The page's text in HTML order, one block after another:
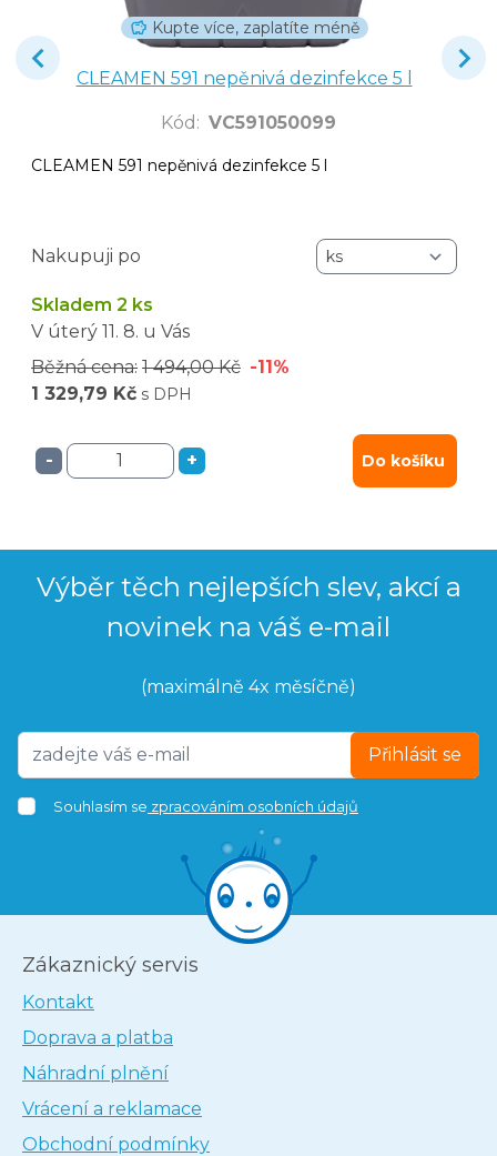
Kupte více, zaplatíte méně
CLEAMEN 591 nepěnivá dezinfekce 5 l
Kód : VC591050099
CLEAMEN 591 nepěnivá dezinfekce 5 l
Nakupuji po
Skladem 2 ks
V úterý 11. 8. u Vás
Běžná cena: 1 494,00 Kč -11%
1 329,79 Kč s DPH
- + Do košíku
Výběr těch nejlepších slev, akcí a
novinek na váš e-mail
(maximálně 4x měsíčně)
Přihlásit se
Souhlasím se zpracováním osobních údajů
Zákaznický servis
Kontakt
Doprava a platba
Náhradní plnění
Vrácení a reklamace
Obchodní podmínky